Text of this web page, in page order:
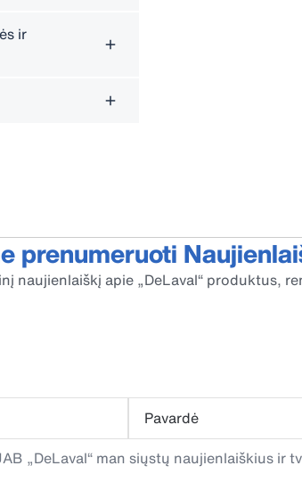
ir
prenumeruoti
naujienlaiškį apie „DeLaval“ produktus,
Pavardė
„DeLaval“ man siųstų naujienlaiškius